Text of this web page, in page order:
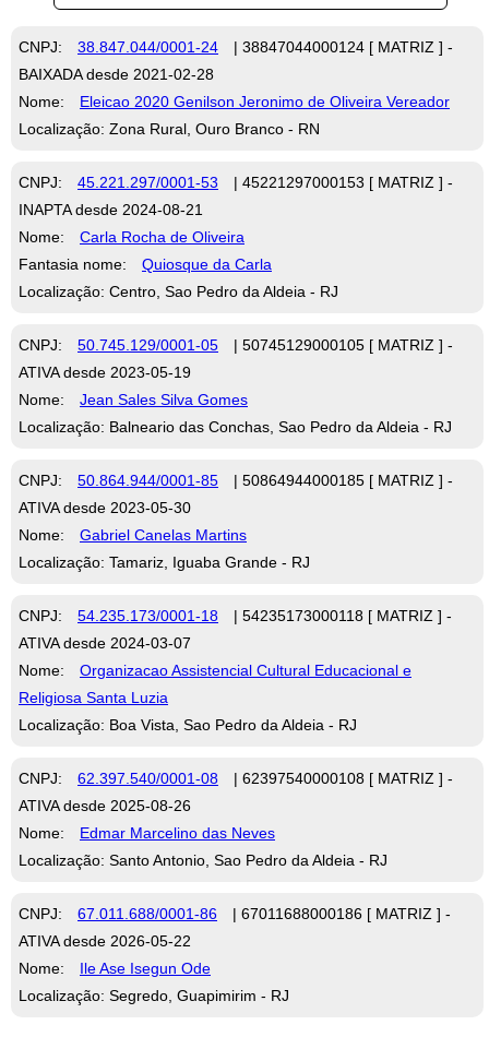
CNPJ: 38.847.044/0001-24
| 38847044000124 [ MATRIZ ] -
BAIXADA desde 2021-02-28
Nome:
Eleicao 2020 Genilson Jeronimo de Oliveira Vereador
Localização: Zona Rural, Ouro Branco - RN
CNPJ: 45.221.297/0001-53
| 45221297000153 [ MATRIZ ] -
INAPTA desde 2024-08-21
Nome:
Carla Rocha de Oliveira
Fantasia nome:
Quiosque da Carla
Localização: Centro, Sao Pedro da Aldeia - RJ
CNPJ: 50.745.129/0001-05
| 50745129000105 [ MATRIZ ] -
ATIVA desde 2023-05-19
Nome:
Jean Sales Silva Gomes
Localização: Balneario das Conchas, Sao Pedro da Aldeia - RJ
CNPJ: 50.864.944/0001-85
| 50864944000185 [ MATRIZ ] -
ATIVA desde 2023-05-30
Nome:
Gabriel Canelas Martins
Localização: Tamariz, Iguaba Grande - RJ
CNPJ: 54.235.173/0001-18
| 54235173000118 [ MATRIZ ] -
ATIVA desde 2024-03-07
Nome:
Organizacao Assistencial Cultural Educacional e
Religiosa Santa Luzia
Localização: Boa Vista, Sao Pedro da Aldeia - RJ
CNPJ: 62.397.540/0001-08
| 62397540000108 [ MATRIZ ] -
ATIVA desde 2025-08-26
Nome:
Edmar Marcelino das Neves
Localização: Santo Antonio, Sao Pedro da Aldeia - RJ
CNPJ: 67.011.688/0001-86
| 67011688000186 [ MATRIZ ] -
ATIVA desde 2026-05-22
Nome:
Ile Ase Isegun Ode
Localização: Segredo, Guapimirim - RJ